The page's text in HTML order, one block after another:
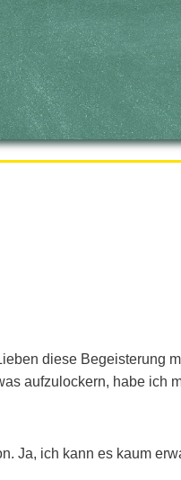
diese Begeisterung
aufzulockern, habe ich
Ja, ich kann es kaum